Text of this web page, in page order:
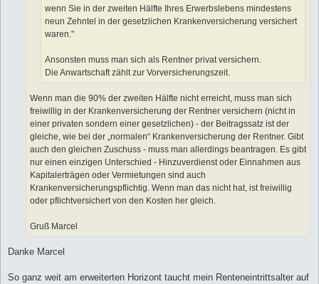
wenn Sie in der zweiten Hälfte Ihres Erwerbslebens mindestens
neun Zehntel in der gesetzlichen Krankenversicherung versichert
waren."
Ansonsten muss man sich als Rentner privat versichern.
Die Anwartschaft zählt zur Vorversicherungszeit.
Wenn man die 90% der zweiten Hälfte nicht erreicht, muss man sich
freiwillig in der Krankenversicherung der Rentner versichern (nicht in
einer privaten sondern einer gesetzlichen) - der Beitragssatz ist der
gleiche, wie bei der „normalen“ Krankenversicherung der Rentner. Gibt
auch den gleichen Zuschuss - muss man allerdings beantragen. Es gibt
nur einen einzigen Unterschied - Hinzuverdienst oder Einnahmen aus
Kapitalerträgen oder Vermietungen sind auch
Krankenversicherungspflichtig. Wenn man das nicht hat, ist freiwillig
oder pflichtversichert von den Kosten her gleich.
Gruß Marcel
Danke Marcel
So ganz weit am erweiterten Horizont taucht mein Renteneintrittsalter auf